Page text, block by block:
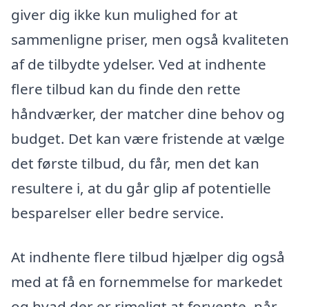
giver dig ikke kun mulighed for at
sammenligne priser, men også kvaliteten
af de tilbydte ydelser. Ved at indhente
flere tilbud kan du finde den rette
håndværker, der matcher dine behov og
budget. Det kan være fristende at vælge
det første tilbud, du får, men det kan
resultere i, at du går glip af potentielle
besparelser eller bedre service.
At indhente flere tilbud hjælper dig også
med at få en fornemmelse for markedet